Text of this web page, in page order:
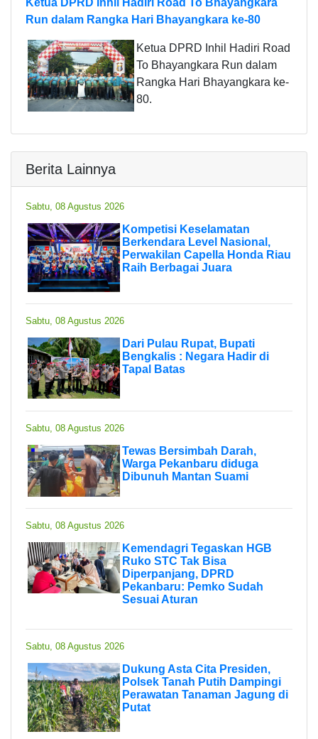
Run dalam Rangka Hari Bhayangkara ke-80
Ketua DPRD Inhil Hadiri Road
To Bhayangkara Run dalam
Rangka Hari Bhayangkara ke-
80.
Berita Lainnya
Sabtu, 08 Agustus 2026
Kompetisi Keselamatan
Berkendara Level Nasional,
Perwakilan Capella Honda Riau
Raih Berbagai Juara
Sabtu, 08 Agustus 2026
Dari Pulau Rupat, Bupati
Bengkalis : Negara Hadir di
Tapal Batas
Sabtu, 08 Agustus 2026
Tewas Bersimbah Darah,
Warga Pekanbaru diduga
Dibunuh Mantan Suami
Sabtu, 08 Agustus 2026
Kemendagri Tegaskan HGB
Ruko STC Tak Bisa
Diperpanjang, DPRD
Pekanbaru: Pemko Sudah
Sesuai Aturan
Sabtu, 08 Agustus 2026
Dukung Asta Cita Presiden,
Polsek Tanah Putih Dampingi
Perawatan Tanaman Jagung di
Putat